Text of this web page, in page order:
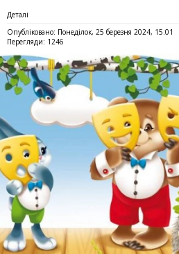
Деталі
Опубліковано: Понеділок, 25 березня 2024, 15:01
Перегляди: 1246